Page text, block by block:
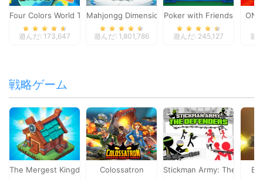
Four Colors World Tour
遊んだ: 173,647
Mahjongg Dimensions
遊んだ: 1,801,786
Poker with Friends
遊んだ: 245,127 遊
戦略ゲーム
The Mergest Kingdom Colossatron Stickman Army: The